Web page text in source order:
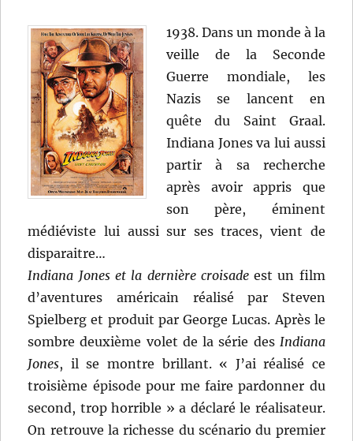
1938. Dans un monde à la
veille de la Seconde
Guerre mondiale, les
Nazis se lancent en
quête du Saint Graal.
Indiana Jones va lui aussi
partir à sa recherche
après avoir appris que
son père, éminent
médiéviste lui aussi sur ses traces, vient de
disparaitre…
Indiana Jones et la dernière croisadeest un film
d’aventures américain réalisé par Steven
Spielberg et produit par George Lucas. Après le
sombre deuxième volet de la série desIndiana
Jones, il se montre brillant. « J’ai réalisé ce
troisième épisode pour me faire pardonner du
second, trop horrible » a déclaré le réalisateur.
On retrouve la richesse du scénario du premier